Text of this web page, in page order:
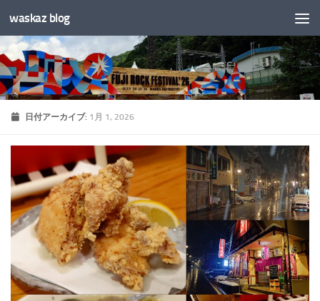
コンテンツへスキップ
waskaz blog
日付アーカイブ: 1月 1, 2026